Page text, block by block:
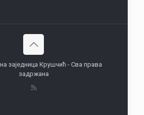
заједница Крушчић - Сва права
задржана